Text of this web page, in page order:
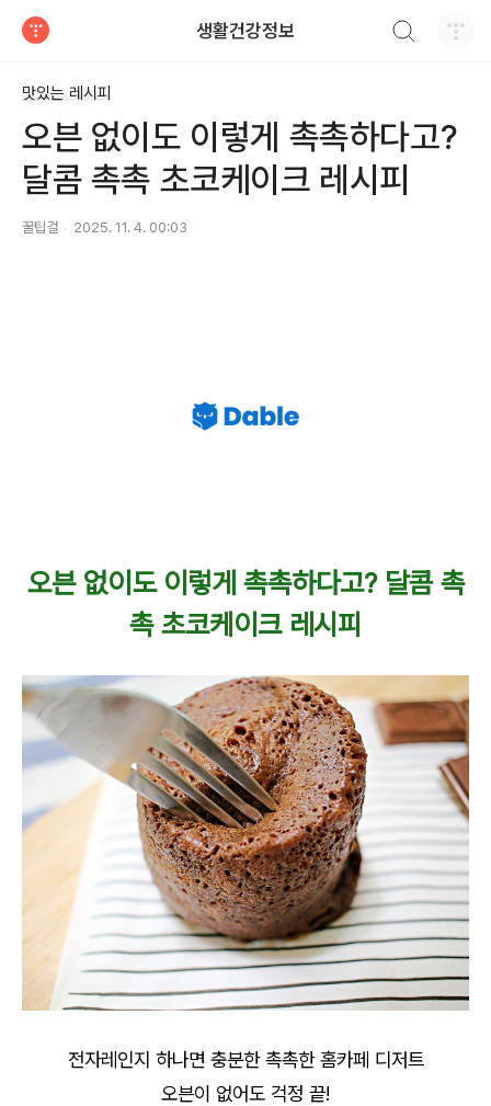
생활건강정보
맛있는 레시피
오븐 없이도 이렇게 촉촉하다고?
달콤 촉촉 초코케이크 레시피
꿀팁걸 2025. 11. 4. 00:03
오븐 없이도 이렇게 촉촉하다고? 달콤 촉
촉 초코케이크 레시피
전자레인지 하나면 충분한 촉촉한 홈카페 디저트
오븐이 없어도 걱정 끝!